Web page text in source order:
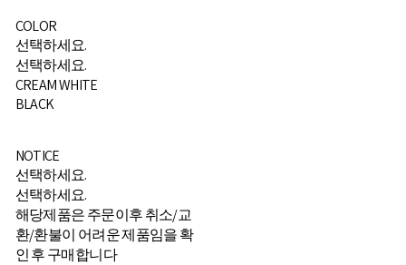
COLOR
선택하세요.
선택하세요.
CREAM WHITE
BLACK
NOTICE
선택하세요.
선택하세요.
해당제품은 주문이후 취소/교
환/환불이 어려운 제품임을 확
인 후 구매합니다